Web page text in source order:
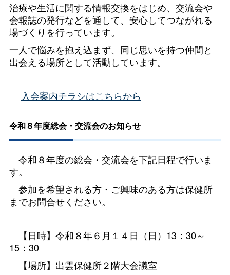
治療や生活に関する情報交換をはじめ、交流会や
会報誌の発行などを通して、安心してつながれる
場づくりを行っています。
一人で悩みを抱え込まず、同じ思いを持つ仲間と
出会える場所として活動しています。
入会案内チラシはこちらから
令和８年度総会・交流会のお知らせ
令和８年度の総会・交流会を下記日程で行いま
す。
参加を希望される方・ご興味のある方は保健所
までお問合せください。
【日時】令和８年６月１４日（日）13：30～
15：30
【場所】出雲保健所２階大会議室